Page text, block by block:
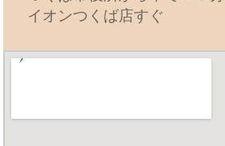
イオンつくば店すぐ